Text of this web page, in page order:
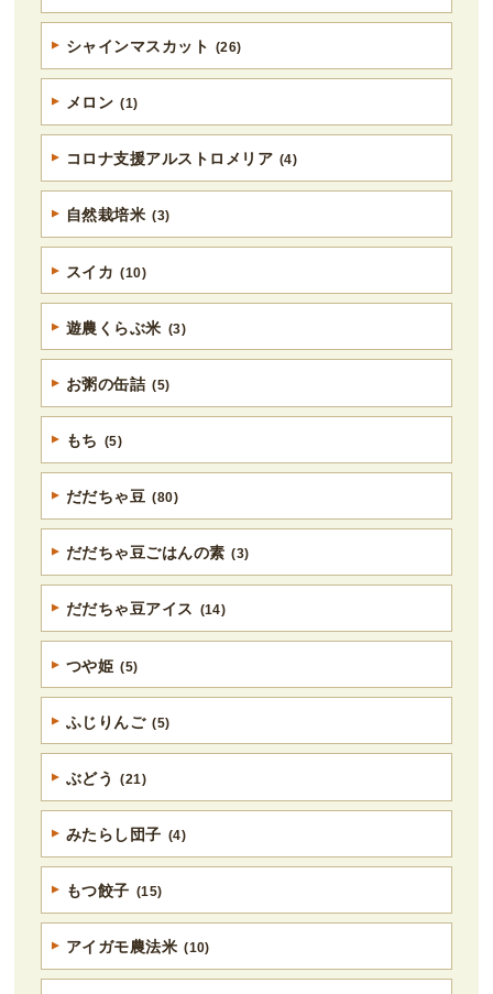
シャインマスカット (26)
メロン (1)
コロナ支援アルストロメリア (4)
自然栽培米 (3)
スイカ (10)
遊農くらぶ米 (3)
お粥の缶詰 (5)
もち (5)
だだちゃ豆 (80)
だだちゃ豆ごはんの素 (3)
だだちゃ豆アイス (14)
つや姫 (5)
ふじりんご (5)
ぶどう (21)
みたらし団子 (4)
もつ餃子 (15)
アイガモ農法米 (10)